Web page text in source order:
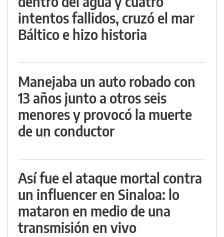
intentos fallidos, cruzó el mar
Báltico e hizo historia
Manejaba un auto robado con
13 años junto a otros seis
menores y provocó la muerte
de un conductor
Así fue el ataque mortal contra
un influencer en Sinaloa: lo
mataron en medio de una
transmisión en vivo